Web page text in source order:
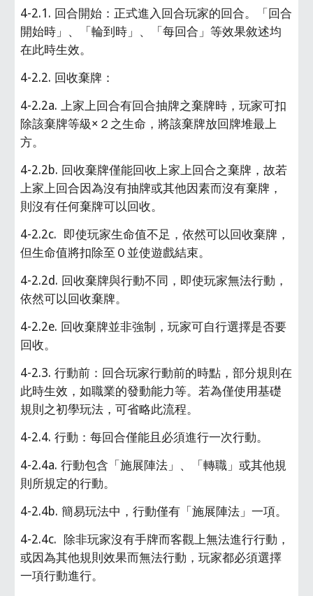
4-2.1. 回合開始：正式進入回合玩家的回合。「回合
開始時」、「輪到時」、「每回合」等效果敘述均
在此時生效。
4-2.2. 回收棄牌：
4-2.2a. 上家上回合有回合抽牌之棄牌時，玩家可扣
除該棄牌等級×２之生命，將該棄牌放回牌堆最上
方。
4-2.2b. 回收棄牌僅能回收上家上回合之棄牌，故若
上家上回合因為沒有抽牌或其他因素而沒有棄牌，
則沒有任何棄牌可以回收。
4-2.2c.  即使玩家生命值不足，依然可以回收棄牌，
但生命值將扣除至０並使遊戲結束。
4-2.2d. 回收棄牌與行動不同，即使玩家無法行動，
依然可以回收棄牌。
4-2.2e. 回收棄牌並非強制，玩家可自行選擇是否要
回收。
4-2.3. 行動前：回合玩家行動前的時點，部分規則在
此時生效，如職業的發動能力等。若為僅使用基礎
規則之初學玩法，可省略此流程。
4-2.4. 行動：每回合僅能且必須進行一次行動。
4-2.4a. 行動包含「施展陣法」、「轉職」或其他規
則所規定的行動。
4-2.4b. 簡易玩法中，行動僅有「施展陣法」一項。
4-2.4c.  除非玩家沒有手牌而客觀上無法進行行動，
或因為其他規則效果而無法行動，玩家都必須選擇
一項行動進行。